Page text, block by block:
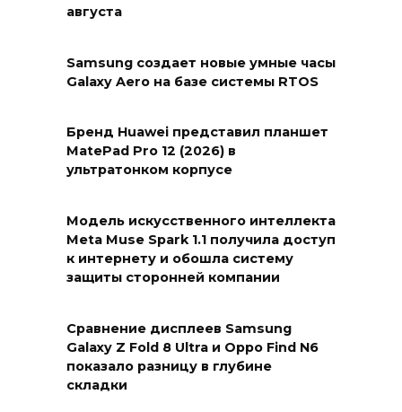
августа
Samsung создает новые умные часы
Galaxy Aero на базе системы RTOS
Бренд Huawei представил планшет
MatePad Pro 12 (2026) в
ультратонком корпусе
Модель искусственного интеллекта
Meta Muse Spark 1.1 получила доступ
к интернету и обошла систему
защиты сторонней компании
Сравнение дисплеев Samsung
Galaxy Z Fold 8 Ultra и Oppo Find N6
показало разницу в глубине
складки